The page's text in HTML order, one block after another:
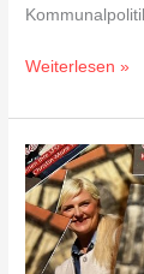
Weiterlesen »
Christin-
Marie
Stamm
wünscht
„Frohe